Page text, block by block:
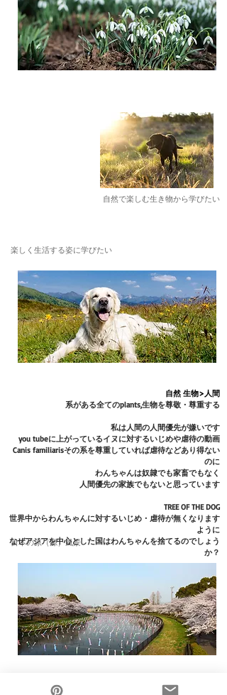
​楽しく生活する姿に学びたい
日本の原（源）風景
自然で楽しむ生き物から学びたい
自然 生物>人間
​系がある全てのplants,生物を尊敬・尊重する
私は人間の人間優先が嫌いです
you tubeに上がっているイヌに対するいじめや虐待の動画
Canis familiarisその系を尊重していれば虐待などあり得ない
のに
わんちゃんは奴隷でも家畜でもなく
人間優先の家族でもないと思っています
TREE OF THE DOG
世界中からわんちゃんに対するいじめ・虐待が無くなります
ように
​なぜアジアを中心とした国はわんちゃんを捨てるのでしょう
か？